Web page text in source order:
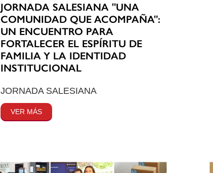
JORNADA SALESIANA "UNA
COMUNIDAD QUE ACOMPAÑA":
UN ENCUENTRO PARA
FORTALECER EL ESPÍRITU DE
FAMILIA Y LA IDENTIDAD
INSTITUCIONAL
JORNADA SALESIANA
VER MÁS